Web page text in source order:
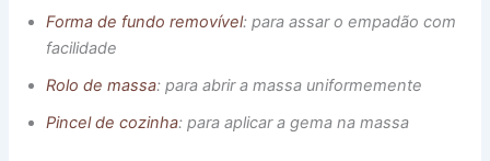
Forma de fundo removível: para assar o empadão com
facilidade
Rolo de massa: para abrir a massa uniformemente
Pincel de cozinha: para aplicar a gema na massa